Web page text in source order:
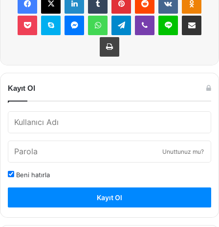
Pocket Skype MessengerWhatsAppTelegramViber Line E-Posta ile
Yazdır
Kayıt Ol
Unuttunuz mu?
Beni hatırla
Kayıt Ol